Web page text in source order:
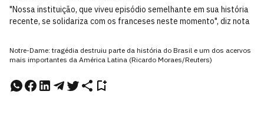
"Nossa instituição, que viveu episódio semelhante em sua história
recente, se solidariza com os franceses neste momento", diz nota
Notre-Dame: tragédia destruiu parte da história do Brasil e um dos acervos
mais importantes da América Latina (Ricardo Moraes/Reuters)